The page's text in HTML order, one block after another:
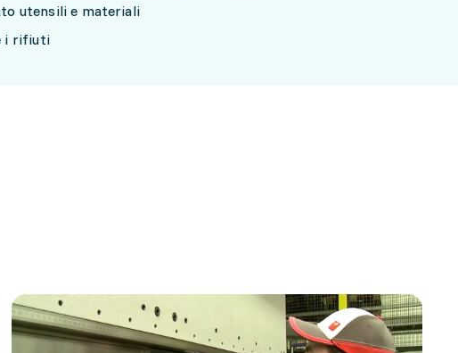
utensili e materiali
i rifiuti